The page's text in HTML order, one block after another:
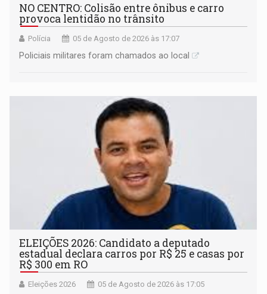
NO CENTRO: Colisão entre ônibus e carro
provoca lentidão no trânsito
Polícia 05 de Agosto de 2026 às 17:07
Policiais militares foram chamados ao local
ELEIÇÕES 2026: Candidato a deputado
estadual declara carros por R$ 25 e casas por
R$ 300 em RO
Eleições 2026 05 de Agosto de 2026 às 17:05